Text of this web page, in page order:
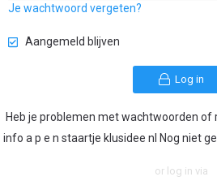
Je wachtwoord vergeten?
Aangemeld blijven
Log in
Heb je problemen met wachtwoorden of
info a p e n staartje klusidee nl Nog niet
or log in via